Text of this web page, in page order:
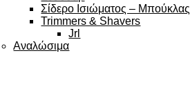
Σίδερο Ισιώματος – Μπούκλας
Trimmers & Shavers
Jrl
Αναλώσιμα